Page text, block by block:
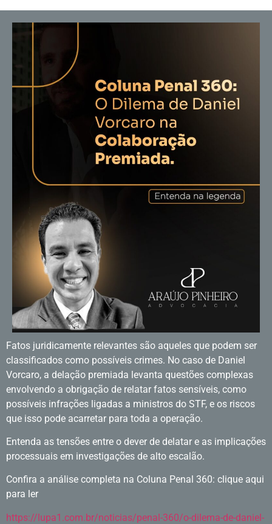
Fatos juridicamente relevantes são aqueles que podem ser
classificados como possíveis crimes. No caso de Daniel
Vorcaro, a delação premiada levanta questões complexas
envolvendo a obrigação de relatar fatos sensíveis, como
possíveis infrações ligadas a ministros do STF, e os riscos
que isso pode acarretar para toda a operação.
Entenda as tensões entre o dever de delatar e as implicações
processuais em investigações de alto escalão.
Confira a análise completa na Coluna Penal 360: clique aqui
para ler
https://lupa1.com.br/noticias/penal-360/o-dilema-de-daniel-